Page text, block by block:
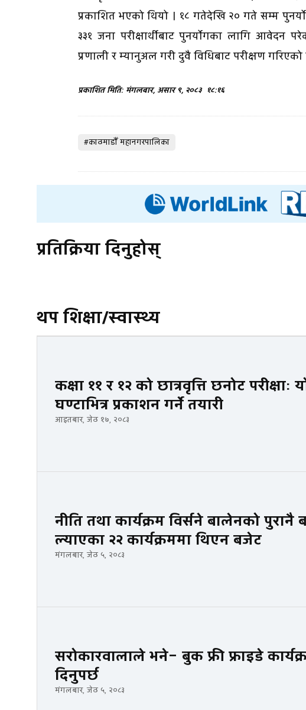
प्रकाशित भएको थियो । १८ गतेदेखि २० गते सम्म
३३१ जना परीक्षार्थीबाट पुनर्योगका लागि आवेदन
प्रणाली र म्यानुअल गरी दुवै विधिबाट परीक्षण गरिएको
प्रकाशित मिति: मंगलबार, असार ९, २०८३ १८:१६
#काठमाडाैँ महानगरपालिका
प्रतिक्रिया दिनुहोस्
थप शिक्षा/स्वास्थ्य
कक्षा ११ र १२ को छात्रवृत्ति छनोट परीक्षाः
घण्टाभित्र प्रकाशन गर्ने तयारी
आइतबार, जेठ १७, २०८३
नीति तथा कार्यक्रम विर्सने बालेनको पुरानै
ल्याएका २२ कार्यक्रममा थिएन बजेट
मंगलबार, जेठ ५, २०८३
सरोकारवालाले भने– बुक फ्री फ्राइडे
दिनुपर्छ
मंगलबार, जेठ ५, २०८३